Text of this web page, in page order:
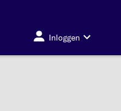
Inloggen